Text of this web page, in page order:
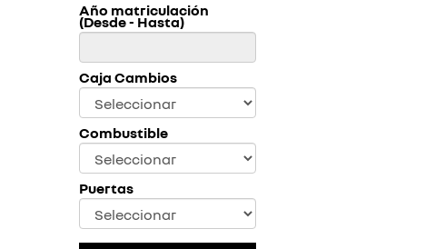
Año matriculación
(Desde - Hasta)
Caja Cambios
Combustible
Puertas